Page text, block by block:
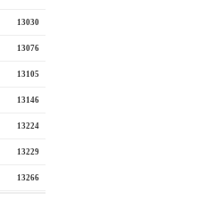
13030
13076
13105
13146
13224
13229
13266